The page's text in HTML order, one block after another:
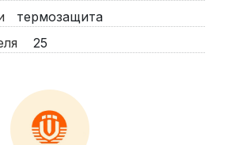
термозащита
25